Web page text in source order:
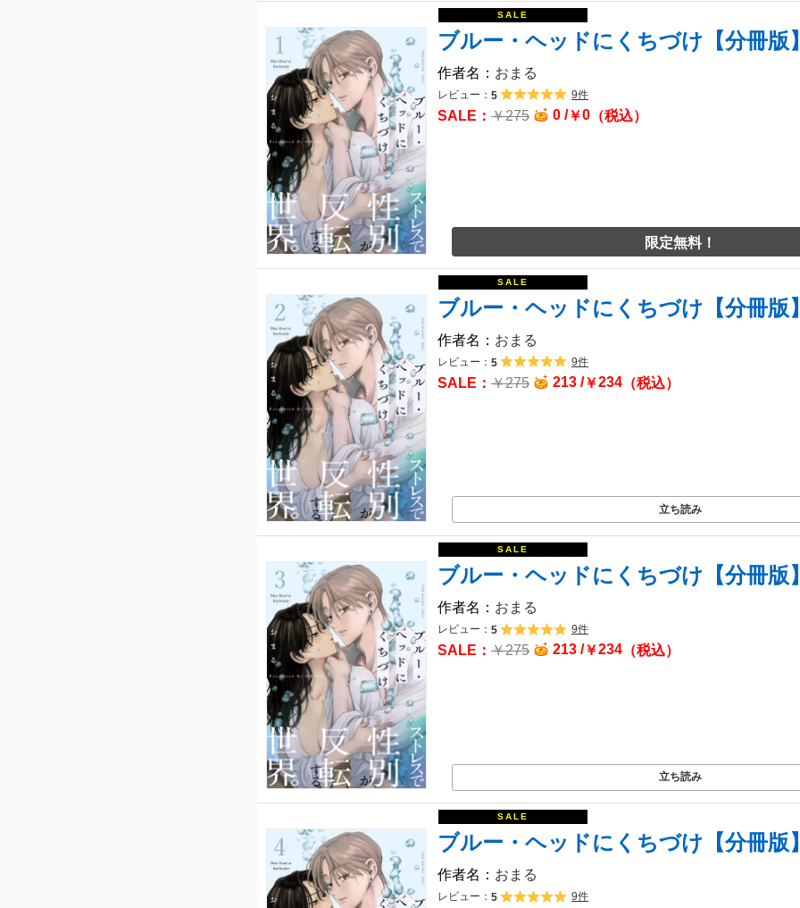
バイセクシャルタチ専秘書×女嫌いのカリスマ社長がおくるファンタジーラブ。
ブルー・ヘッドにくちづけ【分冊版
おまる
レビュー： 5 9件
￥275 0 /￥0 （税込）
限定無料！
ブルー・ヘッドにくちづけ【分冊版
おまる
レビュー： 5 9件
￥275 213 /￥234 （税込）
立ち読み
ブルー・ヘッドにくちづけ【分冊版
おまる
レビュー： 5 9件
￥275 213 /￥234 （税込）
立ち読み
ブルー・ヘッドにくちづけ【分冊版
おまる
レビュー： 5 9件